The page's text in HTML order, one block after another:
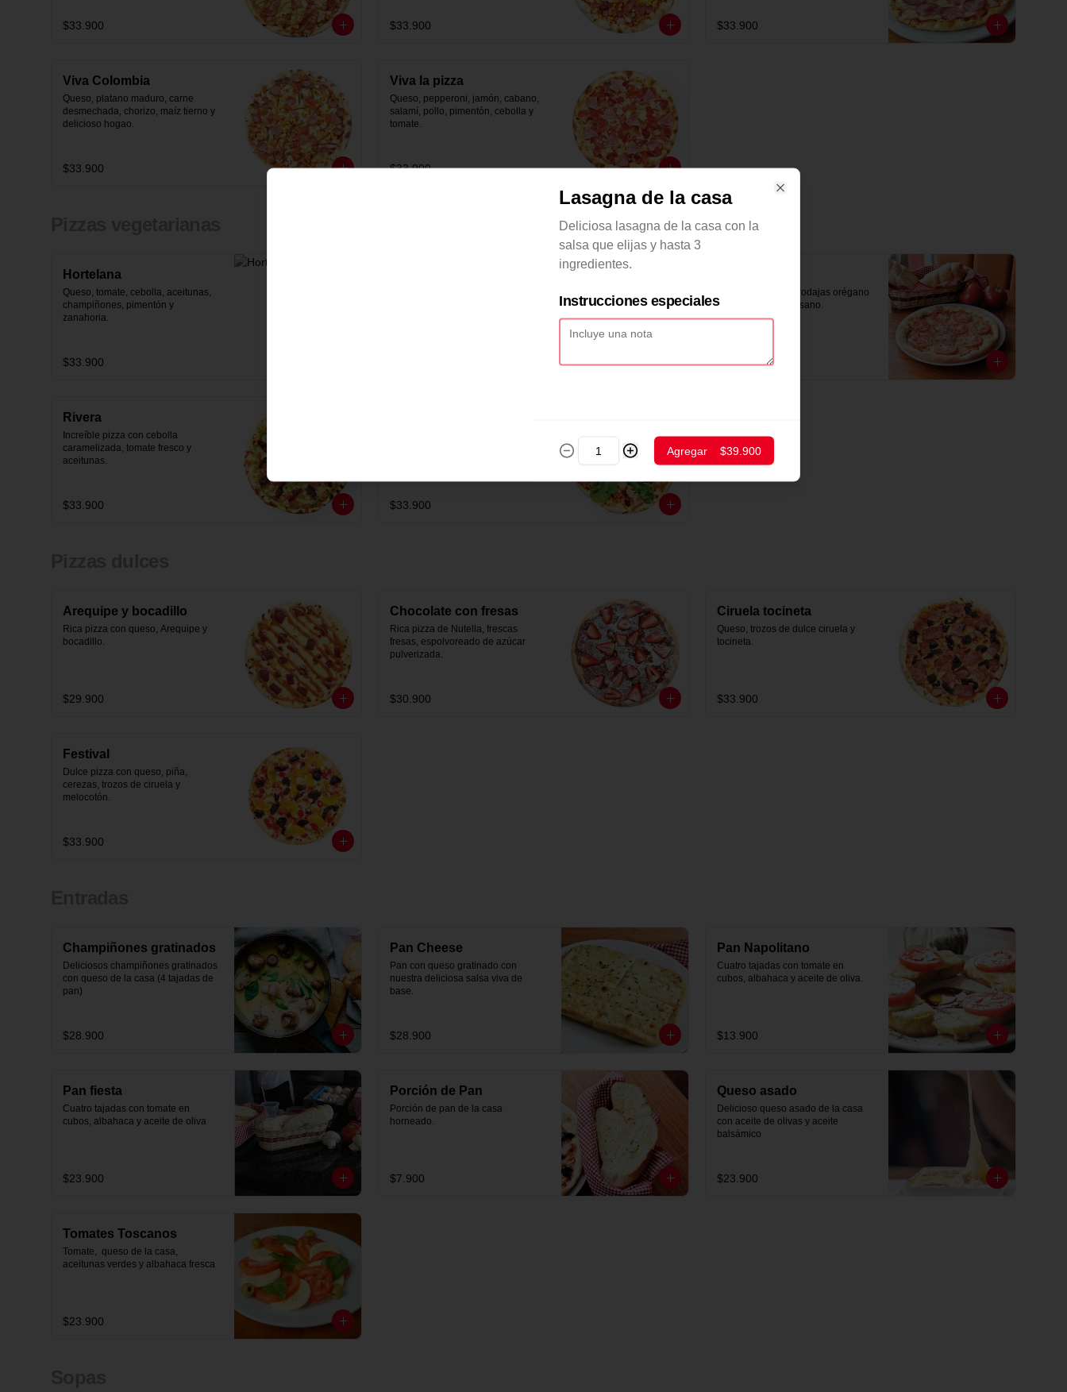
$33.900 $33.900 $33.900
Viva Colombia
Queso, platano maduro, carne
desmechada, chorizo, maíz tierno y
delicioso hogao.
$33.900
Viva la pizza
Queso, pepperoni, jamón, cabano,
salamí, pollo, pimentón, cebolla y
tomate.
$33.900
Hortelana
Queso, tomate, cebolla, aceitunas,
champiñones, pimentón y
zanahoria.
$33.900
Queso, Tomate en rodajas orégano
y rico queso parmesano.
$32.900
Rivera
Increíble pizza con cebolla
caramelizada, tomate fresco y
aceitunas.
$33.900 $33.900
Arequipe y bocadillo
Rica pizza con queso, Arequipe y
bocadillo.
$29.900
Chocolate con fresas
Rica pizza de Nutella, frescas
fresas, espolvoreado de azúcar
pulverizada.
$30.900
Ciruela tocineta
Queso, trozos de dulce ciruela y
tocineta.
$33.900
Festival
Dulce pizza con queso, piña,
cerezas, trozos de ciruela y
melocotón.
$33.900
Champiñones gratinados
Deliciosos champiñones gratinados
con queso de la casa (4 tajadas de
pan)
$28.900
Pan Cheese
Pan con queso gratinado con
nuestra deliciosa salsa viva de
base.
$28.900
Pan Napolitano
Cuatro tajadas con tomate en
cubos, albahaca y aceite de oliva.
$13.900
Pan fiesta
Cuatro tajadas con tomate en
cubos, albahaca y aceite de oliva
$23.900
Porción de Pan
Porción de pan de la casa
horneado.
$7.900
Queso asado
Delicioso queso asado de la casa
con aceite de olivas y aceite
balsámico
$23.900
Tomates Toscanos
Tomate,  queso de la casa,
aceitunas verdes y albahaca fresca
$23.900
Lasagna de la casa
Deliciosa lasagna de la casa con la
salsa que elijas y hasta 3
ingredientes.
Instrucciones especiales
Agregar $39.900